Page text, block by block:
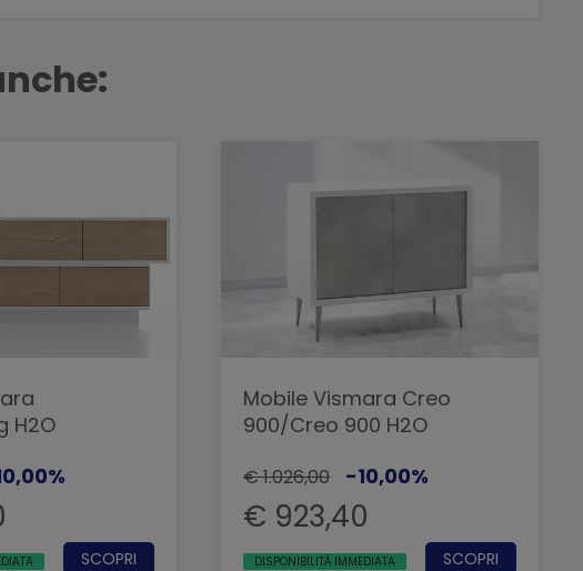
H2O
SCOPRI
Mobile Vismara Creo
900/Creo 900 H2O
€ 1.026,00 -10,00%
€ 923,40
DISPONIBILITÀ IMMEDIATA SCOPRI